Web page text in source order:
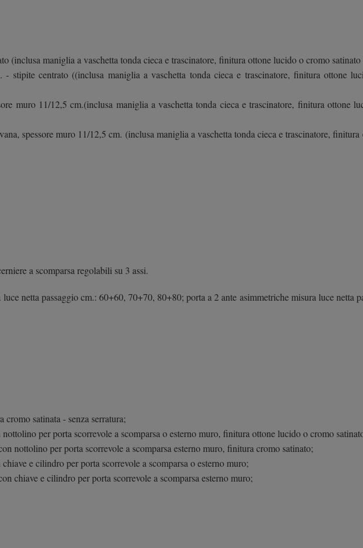
(inclusa maniglia a vaschetta tonda cieca e trascinatore, finitura ottone lucido o cromo satinato
- stipite centrato ((inclusa maniglia a vaschetta tonda cieca e trascinatore, finitura ottone
muro 11/12,5 cm.(inclusa maniglia a vaschetta tonda cieca e trascinatore, finitura ottone
spessore muro 11/12,5 cm. (inclusa maniglia a vaschetta tonda cieca e trascinatore,
a scomparsa regolabili su 3 assi.
netta passaggio cm.: 60+60, 70+70, 80+80; porta a 2 ante asimmetriche misura luce netta
satinata - senza serratura;
per porta scorrevole a scomparsa o esterno muro, finitura ottone lucido o cromo
nottolino per porta scorrevole a scomparsa esterno muro, finitura cromo satinato;
e cilindro per porta scorrevole a scomparsa o esterno muro;
chiave e cilindro per porta scorrevole a scomparsa esterno muro;